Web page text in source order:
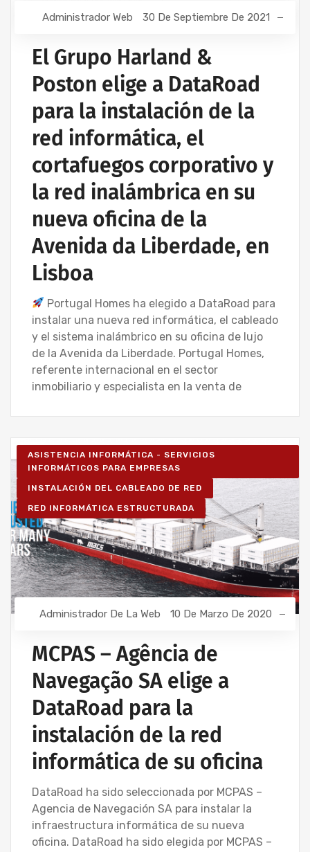
Administrador Web 30 De Septiembre De 2021
El Grupo Harland &
Poston elige a DataRoad
para la instalación de la
red informática, el
cortafuegos corporativo y
la red inalámbrica en su
nueva oficina de la
Avenida da Liberdade, en
Lisboa
Portugal Homes ha elegido a DataRoad para
instalar una nueva red informática, el cableado
y el sistema inalámbrico en su oficina de lujo
de la Avenida da Liberdade. Portugal Homes,
referente internacional en el sector
inmobiliario y especialista en la venta de
ASISTENCIA INFORMÁTICA - SERVICIOS
INFORMÁTICOS PARA EMPRESAS
INSTALACIÓN DEL CABLEADO DE RED
RED INFORMÁTICA ESTRUCTURADA
Administrador De La Web 10 De Marzo De 2020
MCPAS – Agência de
Navegação SA elige a
DataRoad para la
instalación de la red
informática de su oficina
DataRoad ha sido seleccionada por MCPAS –
Agencia de Navegación SA para instalar la
infraestructura informática de su nueva
oficina. DataRoad ha sido elegida por MCPAS –